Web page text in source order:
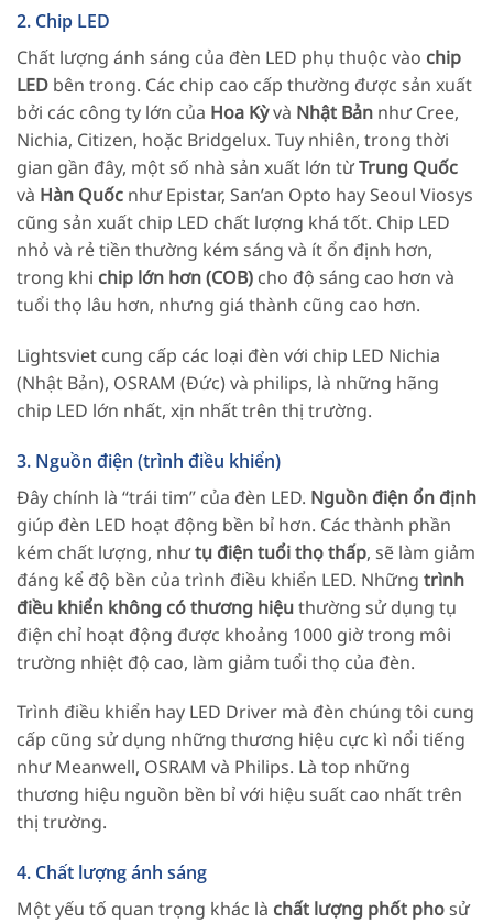
2. Chip LED
Chất lượng ánh sáng của đèn LED phụ thuộc vào chip
LED bên trong. Các chip cao cấp thường được sản xuất
bởi các công ty lớn của Hoa Kỳvà Nhật Bản như Cree,
Nichia, Citizen, hoặc Bridgelux. Tuy nhiên, trong thời
gian gần đây, một số nhà sản xuất lớn từTrung Quốc
và Hàn Quốc như Epistar, San’an Opto hay Seoul Viosys
cũng sản xuất chip LED chất lượng khá tốt. Chip LED
nhỏ và rẻ tiền thường kém sáng và ít ổn định hơn,
trong khi chip lớn hơn (COB) cho độ sáng cao hơn và
tuổi thọ lâu hơn, nhưng giá thành cũng cao hơn.
Lightsviet cung cấp các loại đèn với chip LED Nichia
(Nhật Bản), OSRAM (Đức) và philips, là những hãng
chip LED lớn nhất, xịn nhất trên thị trường.
3. Nguồn điện (trình điều khiển)
Đây chính là “trái tim” của đèn LED. Nguồn điện ổn định
giúp đèn LED hoạt động bền bỉ hơn. Các thành phần
kém chất lượng, nhưtụ điện tuổi thọ thấp, sẽ làm giảm
đáng kể độ bền của trình điều khiển LED. Những trình
điều khiển không có thương hiệuthường sử dụng tụ
điện chỉ hoạt động được khoảng 1000 giờ trong môi
trường nhiệt độ cao, làm giảm tuổi thọ của đèn.
Trình điều khiển hay LED Driver mà đèn chúng tôi cung
cấp cũng sử dụng những thương hiệu cực kì nổi tiếng
như Meanwell, OSRAM và Philips. Là top những
thương hiệu nguồn bền bỉ với hiệu suất cao nhất trên
thị trường.
4. Chất lượng ánh sáng
Một yếu tố quan trọng khác là chất lượng phốt phosử